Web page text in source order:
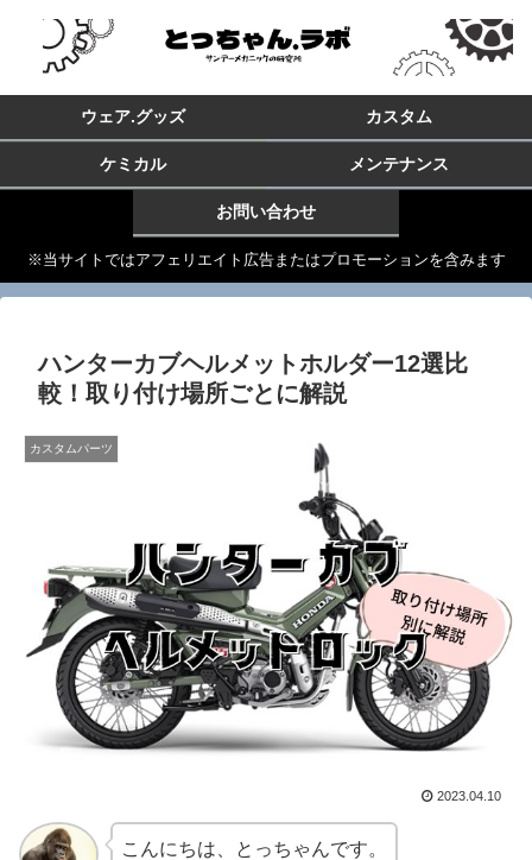
ウェア.グッズ カスタム
ケミカル メンテナンス
お問い合わせ
※当サイトではアフェリエイト広告またはプロモーションを含みます
ハンターカブヘルメットホルダー12選比
較！取り付け場所ごとに解説
カスタムパーツ
2023.04.10
こんにちは、とっちゃんです。